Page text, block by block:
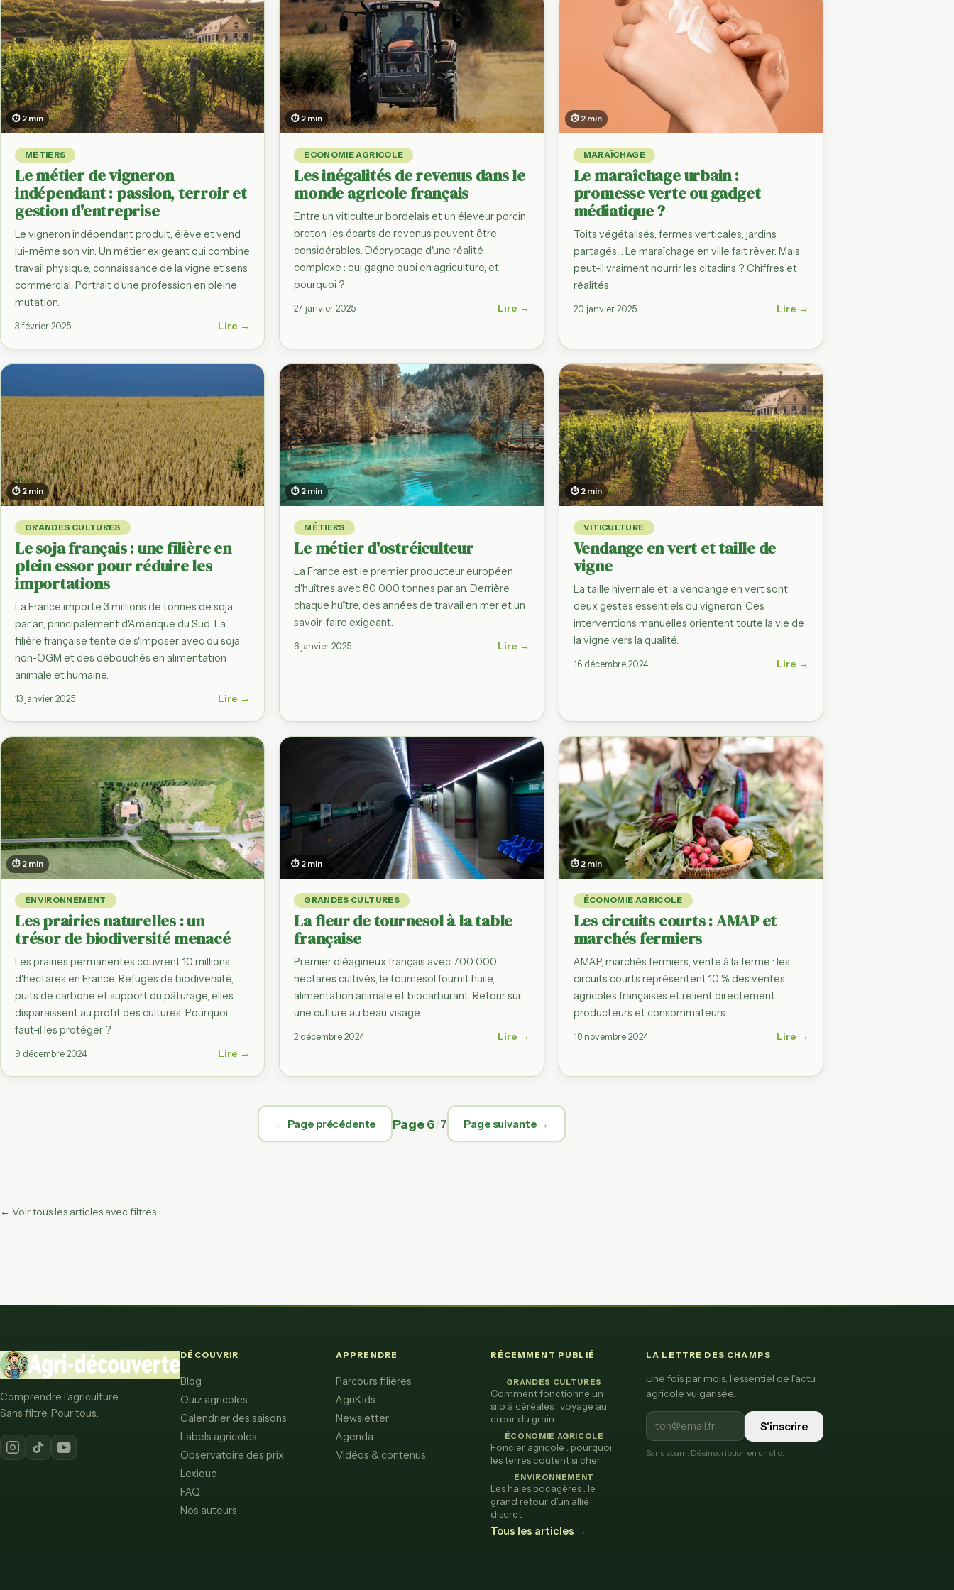
Observatoire des prix
Du producteur à l'assiette, filière
par filière
Régions agricoles
Bretagne, Normandie, Provence…
filière par région
France en chiffres
Dashboard des grandes
statistiques agricoles
⏱ 2 min
MÉTIERS
Le métier de vigneron
indépendant : passion, terroir et
gestion d'entreprise
Le vigneron indépendant produit, élève et vend
lui-même son vin. Un métier exigeant qui combine
travail physique, connaissance de la vigne et sens
commercial. Portrait d'une profession en pleine
mutation.
3 février 2025 Lire →
⏱ 2 min
ÉCONOMIE AGRICOLE
Les inégalités de revenus dans le
monde agricole français
Entre un viticulteur bordelais et un éleveur porcin
breton, les écarts de revenus peuvent être
considérables. Décryptage d'une réalité
complexe : qui gagne quoi en agriculture, et
pourquoi ?
27 janvier 2025 Lire →
⏱ 2 min
MARAÎCHAGE
Le maraîchage urbain :
promesse verte ou gadget
médiatique ?
Toits végétalisés, fermes verticales, jardins
partagés… Le maraîchage en ville fait rêver. Mais
peut-il vraiment nourrir les citadins ? Chiffres et
réalités.
20 janvier 2025 Lire →
⏱ 2 min
GRANDES CULTURES
Le soja français : une filière en
plein essor pour réduire les
importations
La France importe 3 millions de tonnes de soja
par an, principalement d'Amérique du Sud. La
filière française tente de s'imposer avec du soja
non-OGM et des débouchés en alimentation
animale et humaine.
13 janvier 2025 Lire →
⏱ 2 min
MÉTIERS
Le métier d'ostréiculteur
La France est le premier producteur européen
d'huîtres avec 80 000 tonnes par an. Derrière
chaque huître, des années de travail en mer et un
savoir-faire exigeant.
6 janvier 2025 Lire →
⏱ 2 min
VITICULTURE
Vendange en vert et taille de
vigne
La taille hivernale et la vendange en vert sont
deux gestes essentiels du vigneron. Ces
interventions manuelles orientent toute la vie de
la vigne vers la qualité.
16 décembre 2024 Lire →
⏱ 2 min
ENVIRONNEMENT
Les prairies naturelles : un
trésor de biodiversité menacé
Les prairies permanentes couvrent 10 millions
d'hectares en France. Refuges de biodiversité,
puits de carbone et support du pâturage, elles
disparaissent au profit des cultures. Pourquoi
faut-il les protéger ?
9 décembre 2024 Lire →
⏱ 2 min
GRANDES CULTURES
La fleur de tournesol à la table
française
Premier oléagineux français avec 700 000
hectares cultivés, le tournesol fournit huile,
alimentation animale et biocarburant. Retour sur
une culture au beau visage.
2 décembre 2024 Lire →
⏱ 2 min
ÉCONOMIE AGRICOLE
Les circuits courts : AMAP et
marchés fermiers
AMAP, marchés fermiers, vente à la ferme : les
circuits courts représentent 10 % des ventes
agricoles françaises et relient directement
producteurs et consommateurs.
18 novembre 2024 Lire →
← Page précédente Page 6/7 Page suivante →
← Voir tous les articles avec filtres
Comprendre l'agriculture.
Sans filtre. Pour tous.
DÉCOUVRIR
Blog
Quiz agricoles
Calendrier des saisons
Labels agricoles
Observatoire des prix
Lexique
FAQ
Nos auteurs
APPRENDRE
Parcours filières
AgriKids
Newsletter
Agenda
Vidéos & contenus
RÉCEMMENT PUBLIÉ
GRANDES CULTURES
Comment fonctionne un
silo à céréales : voyage au
cœur du grain
ÉCONOMIE AGRICOLE
Foncier agricole : pourquoi
les terres coûtent si cher
ENVIRONNEMENT
Les haies bocagères : le
grand retour d'un allié
discret
Tous les articles →
LA LETTRE DES CHAMPS
Une fois par mois, l'essentiel de l'actu
agricole vulgarisée.
S'inscrire
Sans spam. Désinscription en un clic.